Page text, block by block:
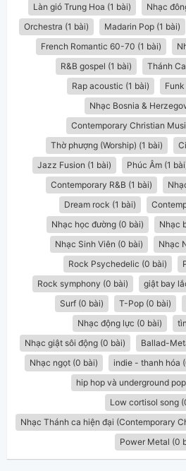
Làn gió Trung Hoa (1 bài)
Nhạc
Orchestra (1 bài)
Madarin Pop (1 bài)
French Romantic 60-70 (1 bài)
R&B gospel (1 bài)
Thánh
Rap acoustic (1 bài)
Nhạc Bosnia &
Contemporary Christian
Thờ phượng (Worship) (1 bài)
Jazz Fusion (1 bài)
Phúc Âm (1
Contemporary R&B (1 bài)
Dream rock (1 bài)
Nhạc học đường (0 bài)
Nhạc
Nhạc Sinh Viên (0 bài)
Nhạc
Rock Psychedelic (0 bài)
Rock symphony (0 bài)
giật bay
Surf (0 bài)
T-Pop (0 bài)
Nhạc động lực (0 bài)
Nhạc giật sôi động (0 bài)
Ballad-
Nhạc ngọt (0 bài)
indie - thanh hóa
hip hop và underground
Low cortisol song
Nhạc Thánh ca hiện đại (Contemporary
Power Metal (0